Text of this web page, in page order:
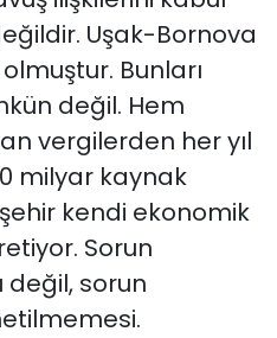
Uşak-Bornova
Bunları
değil. Hem
vergilerden her yıl
milyar kaynak
kendi ekonomik
Sorun
değil, sorun